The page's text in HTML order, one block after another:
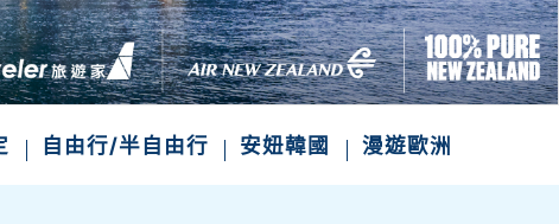
自由行/半自由行 安妞韓國 漫遊歐洲